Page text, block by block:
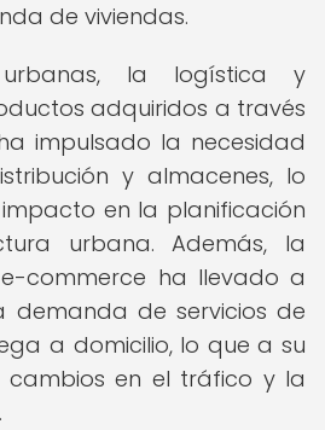
de viviendas.
la logística y
adquiridos a través
impulsado la necesidad
y almacenes, lo
en la planificación
urbana. Además, la
commerce ha llevado a
demanda de servicios de
a domicilio, lo que a su
en el tráfico y la